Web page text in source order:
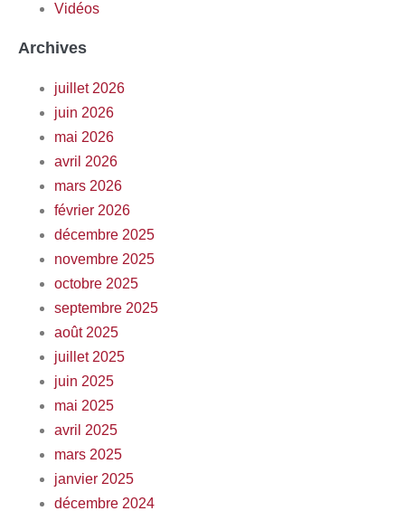
Vidéos
Archives
juillet 2026
juin 2026
mai 2026
avril 2026
mars 2026
février 2026
décembre 2025
novembre 2025
octobre 2025
septembre 2025
août 2025
juillet 2025
juin 2025
mai 2025
avril 2025
mars 2025
janvier 2025
décembre 2024